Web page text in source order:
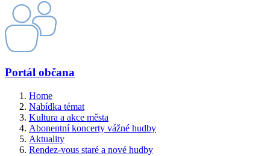
Portál občana
Home
Nabídka témat
Kultura a akce města
Abonentní koncerty vážné hudby
Aktuality
Rendez-vous staré a nové hudby